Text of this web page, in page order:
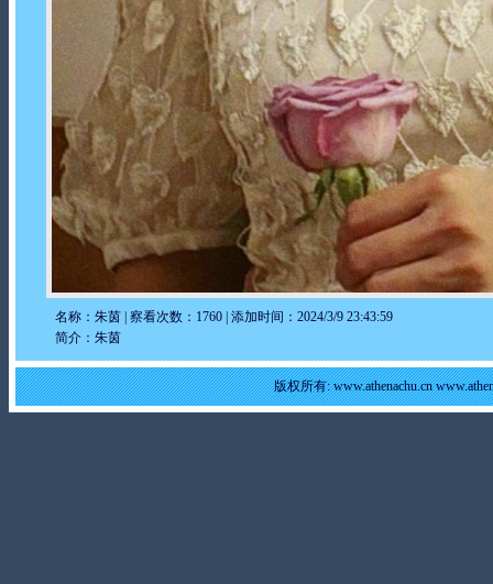
名称：朱茵 | 察看次数：1760 | 添加时间：2024/3/9 23:43:59
简介：朱茵
版权所有: www.athenachu.cn